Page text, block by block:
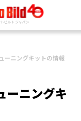
ーニングキットの情報
ーニングキ